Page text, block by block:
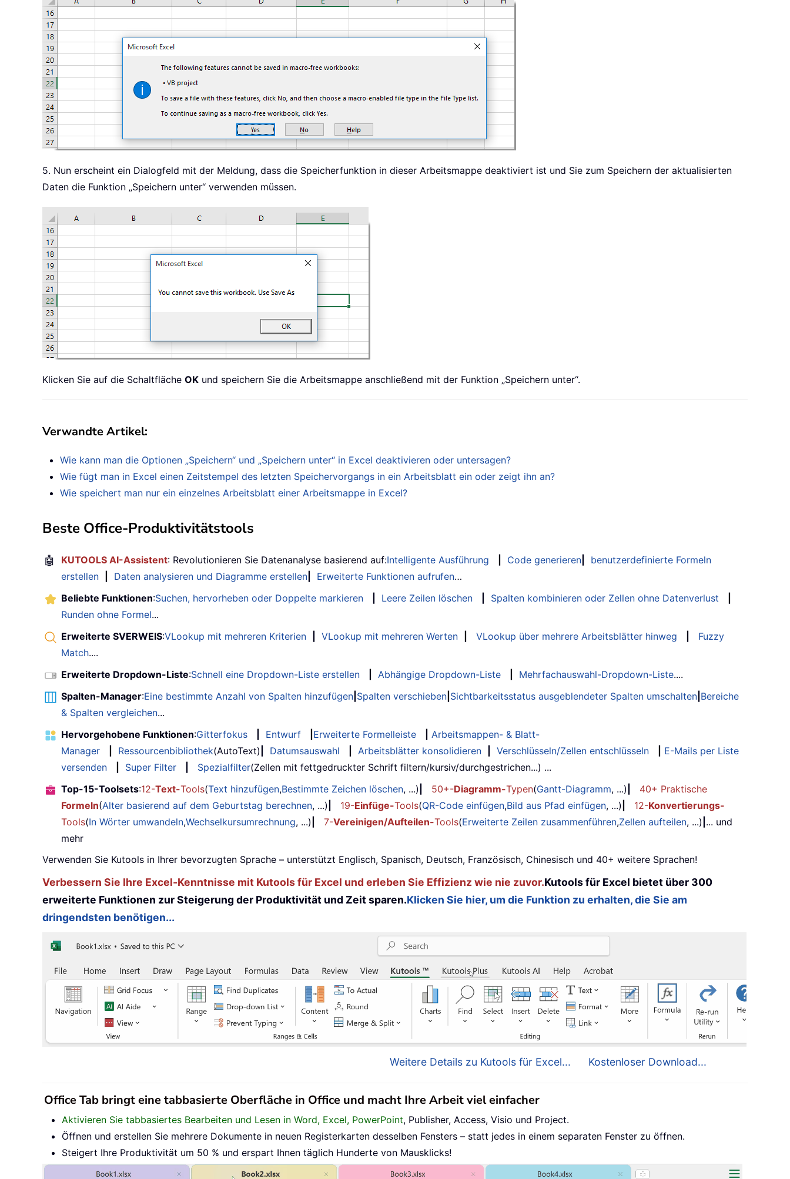
5. Nun erscheint ein Dialogfeld mit der Meldung, dass die Speicherfunktion in dieser Arbeitsmappe deaktiviert ist und Sie zum Speichern der aktualisierten
Daten die Funktion „Speichern unter“ verwenden müssen.
Klicken Sie auf die Schaltfläche OK und speichern Sie die Arbeitsmappe anschließend mit der Funktion „Speichern unter“.
Verwandte Artikel:
Wie kann man die Optionen „Speichern“ und „Speichern unter“ in Excel deaktivieren oder untersagen?
Wie fügt man in Excel einen Zeitstempel des letzten Speichervorgangs in ein Arbeitsblatt ein oder zeigt ihn an?
Wie speichert man nur ein einzelnes Arbeitsblatt einer Arbeitsmappe in Excel?
Beste Office-Produktivitätstools
🤖 KUTOOLS AI-Assistent: Revolutionieren Sie Datenanalyse basierend auf:Intelligente Ausführung Code generieren
benutzerdefinierte Formeln
erstellen
Daten analysieren und Diagramme erstellen Erweiterte Funktionen aufrufen…
Beliebte Funktionen:Suchen, hervorheben oder Doppelte markieren Leere Zeilen löschen Spalten kombinieren oder Zellen ohne Datenverlust
Runden ohne Formel...
Erweiterte SVERWEIS:VLookup mit mehreren Kriterien VLookup mit mehreren Werten VLookup über mehrere Arbeitsblätter hinweg
Fuzzy
Match....
Erweiterte Dropdown-Liste:Schnell eine Dropdown-Liste erstellen Abhängige Dropdown-Liste Mehrfachauswahl-Dropdown-Liste....
Spalten-Manager:Eine bestimmte Anzahl von Spalten hinzufügen Spalten verschieben Sichtbarkeitsstatus ausgeblendeter Spalten umschalten Bereiche
& Spalten vergleichen...
Hervorgehobene Funktionen:Gitterfokus Entwurf Erweiterte Formelleiste
Arbeitsmappen- & Blatt-
Manager
Ressourcenbibliothek(AutoText) Datumsauswahl Arbeitsblätter konsolidieren Verschlüsseln/Zellen entschlüsseln
E-Mails per Liste
versenden
Super Filter Spezialfilter(Zellen mit fettgedruckter Schrift filtern/kursiv/durchgestrichen...) ...
Top-15-Toolsets:12-Text-Tools(Text hinzufügen,Bestimmte Zeichen löschen, ...) 50+-Diagramm-Typen(Gantt-Diagramm, ...)
40+ Praktische
Formeln(Alter basierend auf dem Geburtstag berechnen, ...) 19-Einfüge-Tools(QR-Code einfügen,Bild aus Pfad einfügen, ...) 12-Konvertierungs-
Tools(In Wörter umwandeln,Wechselkursumrechnung, ...) 7-Vereinigen/Aufteilen-Tools(Erweiterte Zeilen zusammenführen,Zellen aufteilen, ...) ... und
mehr
Verwenden Sie Kutools in Ihrer bevorzugten Sprache – unterstützt Englisch, Spanisch, Deutsch, Französisch, Chinesisch und 40+ weitere Sprachen!
Verbessern Sie Ihre Excel-Kenntnisse mit Kutools für Excel und erleben Sie Effizienz wie nie zuvor.Kutools für Excel bietet über 300
erweiterte Funktionen zur Steigerung der Produktivität und Zeit sparen.Klicken Sie hier, um die Funktion zu erhalten, die Sie am
dringendsten benötigen...
Weitere Details zu Kutools für Excel... Kostenloser Download...
Office Tab bringt eine tabbasierte Oberfläche in Office und macht Ihre Arbeit viel einfacher
Aktivieren Sie tabbasiertes Bearbeiten und Lesen in Word, Excel, PowerPoint, Publisher, Access, Visio und Project.
Öffnen und erstellen Sie mehrere Dokumente in neuen Registerkarten desselben Fensters – statt jedes in einem separaten Fenster zu öffnen.
Steigert Ihre Produktivität um 50 % und erspart Ihnen täglich Hunderte von Mausklicks!